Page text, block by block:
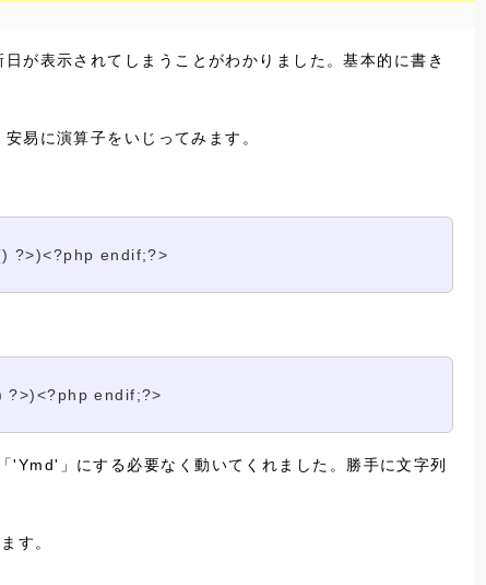
が表示されてしまうことがわかりました。基本的に書き
易に演算子をいじってみます。
?>)<?php endif;?>
?>)<?php endif;?>
」にする必要なく動いてくれました。勝手に文字列
す。